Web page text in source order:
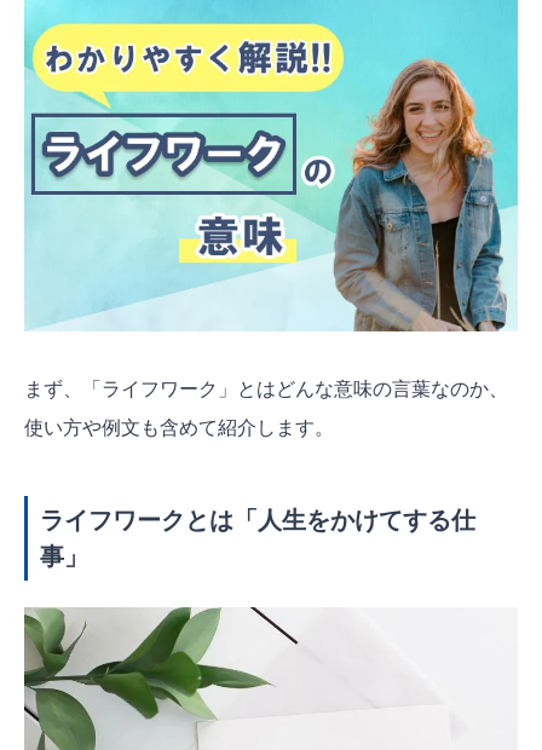
まず、「ライフワーク」とはどんな意味の言葉なのか、
使い方や例文も含めて紹介します。
ライフワークとは「人生をかけてする仕
事」